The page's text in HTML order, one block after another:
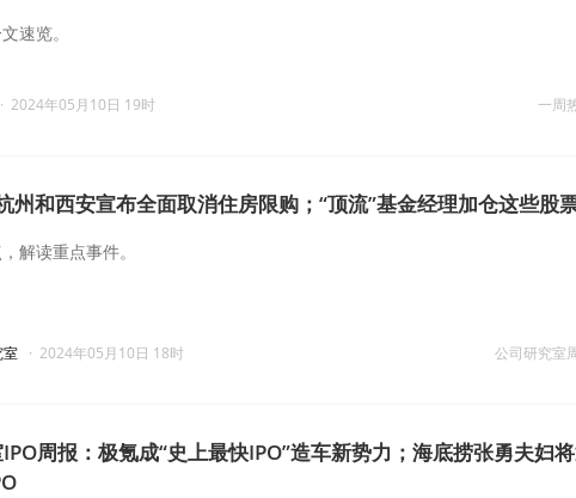
速览。
一周
· 2024年05月10日 19时
州和西安宣布全面取消住房限购；“顶流”基金经理加仓这些股
解读重点事件。
公司研究室
室 · 2024年05月10日 18时
周报：极氪成“史上最快IPO”造车新势力；海底捞张勇夫妇